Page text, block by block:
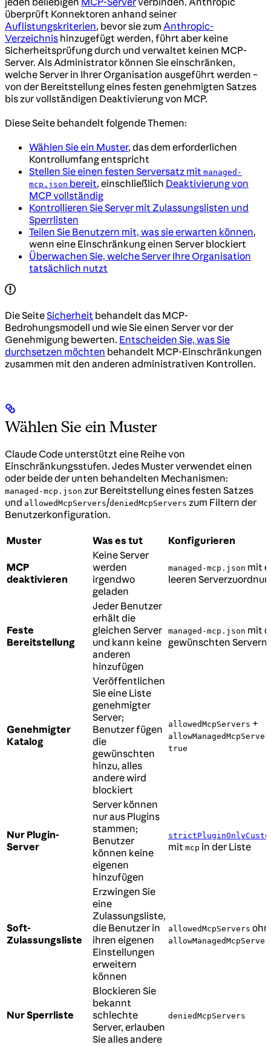
überprüft Konnektoren anhand seiner
Auflistungskriterien, bevor sie zum Anthropic-
Verzeichnis hinzugefügt werden, führt aber keine
Sicherheitsprüfung durch und verwaltet keinen MCP-
Server. Als Administrator können Sie einschränken,
welche Server in Ihrer Organisation ausgeführt werden –
von der Bereitstellung eines festen genehmigten Satzes
bis zur vollständigen Deaktivierung von MCP.
Diese Seite behandelt folgende Themen:
Wählen Sie ein Muster, das dem erforderlichen
Kontrollumfang entspricht
Stellen Sie einen festen Serversatz mit managed-
mcp.json bereit, einschließlich Deaktivierung von
MCP vollständig
Kontrollieren Sie Server mit Zulassungslisten und
Sperrlisten
Teilen Sie Benutzern mit, was sie erwarten können,
wenn eine Einschränkung einen Server blockiert
Überwachen Sie, welche Server Ihre Organisation
tatsächlich nutzt
Die SeiteSicherheit behandelt das MCP-
Bedrohungsmodell und wie Sie einen Server vor der
Genehmigung bewerten. Entscheiden Sie, was Sie
durchsetzen möchten behandelt MCP-Einschränkungen
zusammen mit den anderen administrativen Kontrollen.
Wählen Sie ein Muster
Claude Code unterstützt eine Reihe von
Einschränkungsstufen. Jedes Muster verwendet einen
oder beide der unten behandelten Mechanismen:
managed-mcp.json zur Bereitstellung eines festen Satzes
und allowedMcpServers/deniedMcpServers zum Filtern der
Benutzerkonfiguration.
Muster Was es tut Konfigurieren
MCP
deaktivieren
Keine Server
werden
irgendwo
geladen
managed-mcp.json mit
leeren
Feste
Bereitstellung
Jeder Benutzer
erhält die
gleichen Server
und kann keine
anderen
hinzufügen
managed-mcp.json mit
gewünschten Servern
Genehmigter
Katalog
Veröffentlichen
Sie eine Liste
genehmigter
Server;
Benutzer fügen
die
gewünschten
hinzu, alles
andere wird
blockiert
allowedMcpServers +
true
Nur Plugin-
Server
Server können
nur aus Plugins
stammen;
Benutzer
können keine
eigenen
hinzufügen
mit mcp in der Liste
Soft-
Zulassungsliste
Erzwingen Sie
eine
Zulassungsliste,
die Benutzer in
ihren eigenen
Einstellungen
erweitern
können
allowedMcpServers
Nur Sperrliste
Blockieren Sie
bekannt
schlechte
Server, erlauben
Sie alles andere
deniedMcpServers